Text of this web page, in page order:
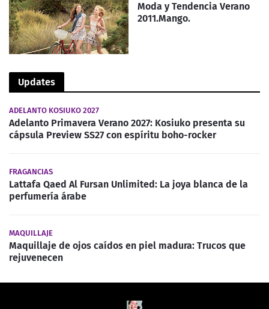
Moda y Tendencia Verano
2011.Mango.
Updates
ADELANTO KOSIUKO 2027
Adelanto Primavera Verano 2027: Kosiuko presenta su
cápsula Preview SS27 con espíritu boho-rocker
FRAGANCIAS
Lattafa Qaed Al Fursan Unlimited: La joya blanca de la
perfumería árabe
MAQUILLAJE
Maquillaje de ojos caídos en piel madura: Trucos que
rejuvenecen